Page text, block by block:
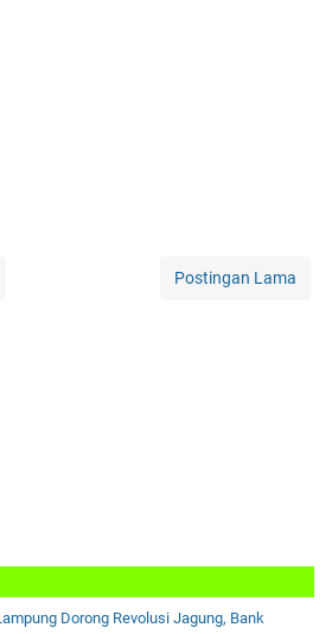
Postingan Lama
Dorong Revolusi Jagung, Bank